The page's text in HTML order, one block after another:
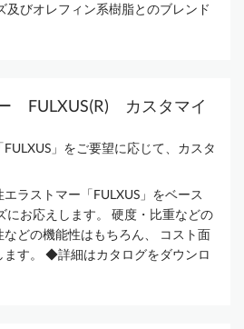
及びオレフィン系樹脂とのブレンド
FULXUS(R) カスタマイ
」をご要望に応じて、カスタ
ラストマー「FULXUS」をベース
にお応えします。 硬度・比重などの
どの機能性はもちろん、 コスト面
ます。 ◆詳細はカタログをダウンロ